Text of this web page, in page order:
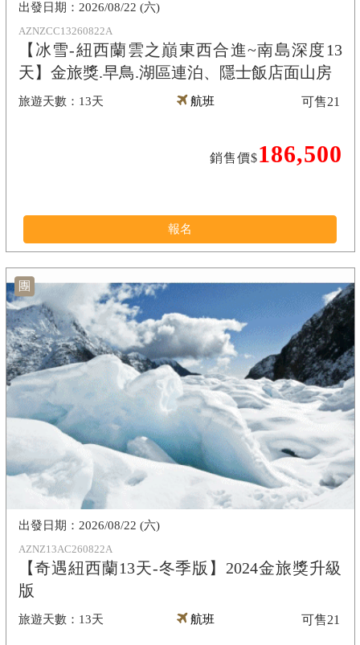
AZNZCC13260822A
【冰雪-紐西蘭雲之巔東西合進~南島深度13
天】金旅獎.早鳥.湖區連泊、隱士飯店面山房
13天
2026/08/22 (六)
航班
銷售價$186,500
可售21
報名
團
AZNZ13AC260822A
【奇遇紐西蘭13天-冬季版】2024金旅獎升級
版
13天
2026/08/22 (六)
航班 可售21